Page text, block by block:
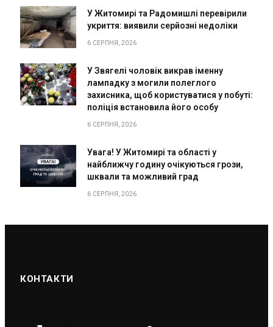
У Житомирі та Радомишлі перевірили
укриття: виявили серйозні недоліки
6 СЕРПНЯ, 2026
У Звягелі чоловік викрав іменну
лампадку з могили полеглого
захисника, щоб користуватися у побуті:
поліція встановила його особу
6 СЕРПНЯ, 2026
Увага! У Житомирі та області у
найближчу годину очікуються грози,
шквали та можливий град
6 СЕРПНЯ, 2026
КОНТАКТИ